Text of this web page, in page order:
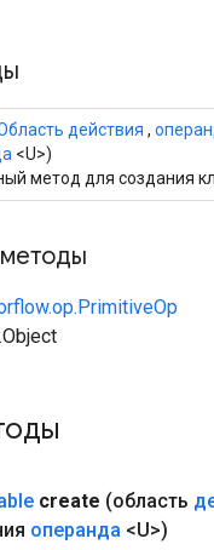
действия ,
<U>)
метод для создания
create (область
операнда <U>)